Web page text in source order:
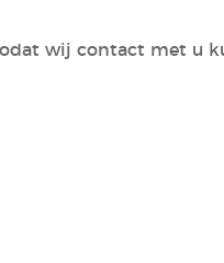
wij contact met u